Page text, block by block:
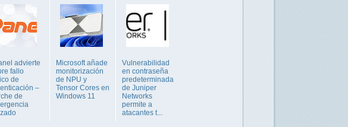
advierte
fallo
de
–
de
Microsoft añade
monitorización
de NPU y
Tensor Cores en
Windows 11
Vulnerabilidad
en contraseña
predeterminada
de Juniper
Networks
permite a
atacantes t...